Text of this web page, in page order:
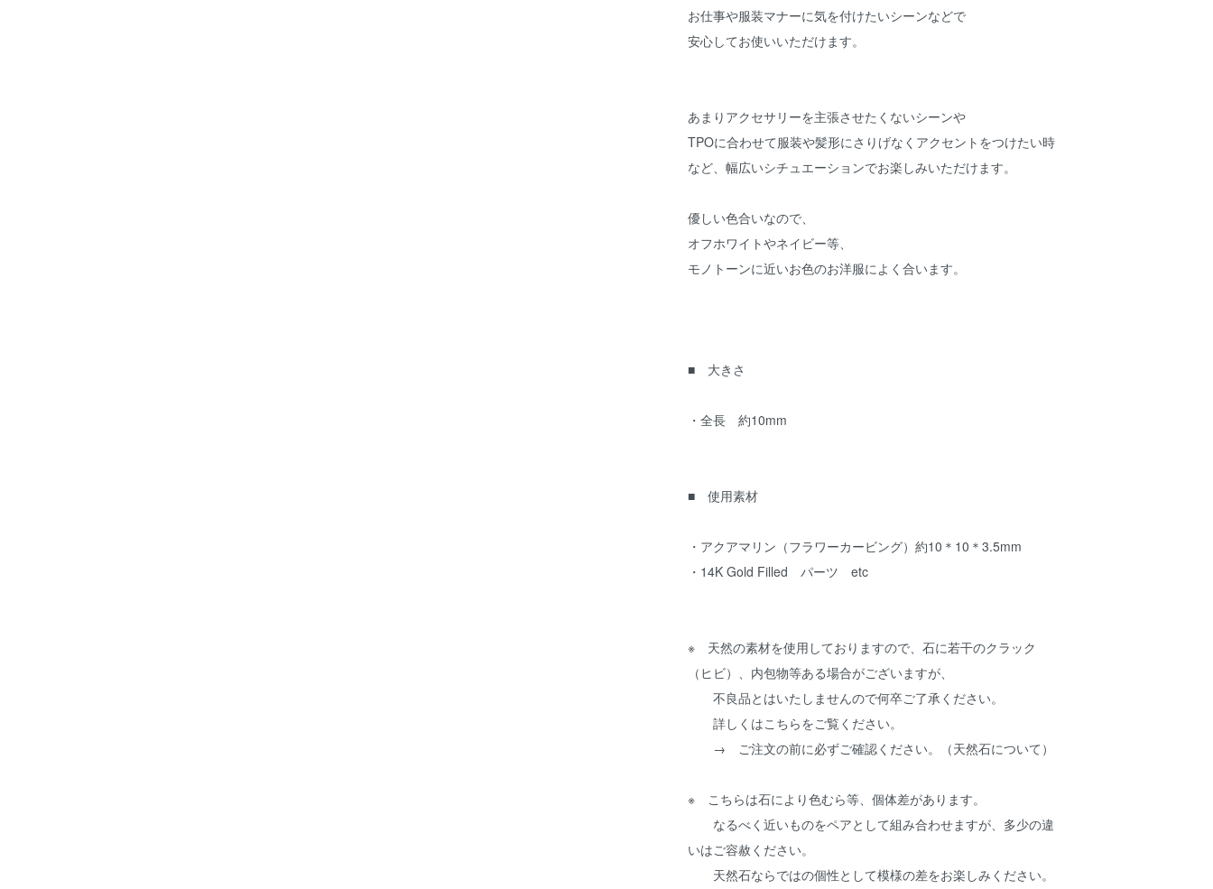
お仕事や服装マナーに気を付けたいシーンなどで
安心してお使いいただけます。
あまりアクセサリーを主張させたくないシーンや
TPOに合わせて服装や髪形にさりげなくアクセントをつけたい時
など、幅広いシチュエーションでお楽しみいただけます。
優しい色合いなので、
オフホワイトやネイビー等、
モノトーンに近いお色のお洋服によく合います。
■ 大きさ
・全長 約10mm
■ 使用素材
・アクアマリン（フラワーカービング）約10＊10＊3.5mm
・14K Gold Filled パーツ etc
※ 天然の素材を使用しておりますので、石に若干のクラック
（ヒビ）、内包物等ある場合がございますが、
不良品とはいたしませんので何卒ご了承ください。
詳しくはこちらをご覧ください。
→ ご注文の前に必ずご確認ください。（天然石について）
※ こちらは石により色むら等、個体差があります。
なるべく近いものをペアとして組み合わせますが、多少の違
いはご容赦ください。
天然石ならではの個性として模様の差をお楽しみください。